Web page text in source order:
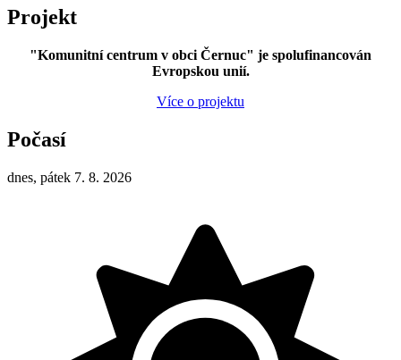
Projekt
"Komunitní centrum v obci Černuc" je spolufinancován
Evropskou unií.
Více o projektu
Počasí
dnes, pátek 7. 8. 2026